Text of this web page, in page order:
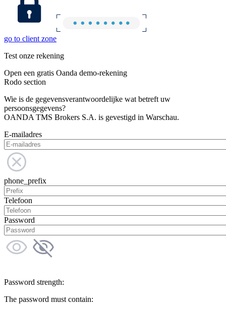
go to client zone
Test onze rekening
Open een gratis Oanda demo-rekening
Rodo section
Wie is de gegevensverantwoordelijke wat betreft uw
persoonsgegevens?
OANDA TMS Brokers S.A. is gevestigd in Warschau.
E-mailadres
phone_prefix
Telefoon
Password
Password strength:
The password must contain: